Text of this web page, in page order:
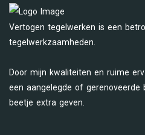
Vertogen tegelwerken is een
tegelwerkzaamheden.
Door mijn kwaliteiten en ruime
een aangelegde of
beetje extra geven.